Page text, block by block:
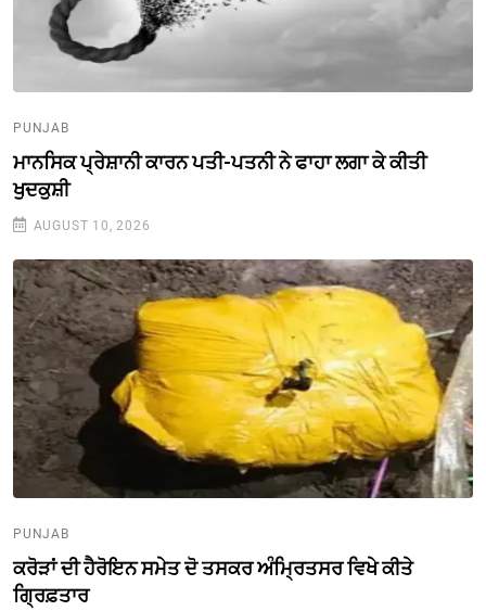
PUNJAB
ਮਾਨਸਿਕ ਪ੍ਰੇਸ਼ਾਨੀ ਕਾਰਨ ਪਤੀ-ਪਤਨੀ ਨੇ ਫਾਹਾ ਲਗਾ ਕੇ ਕੀਤੀ
ਖੁਦਕੁਸ਼ੀ
AUGUST 10, 2026
PUNJAB
ਕਰੋੜਾਂ ਦੀ ਹੈਰੋਇਨ ਸਮੇਤ ਦੋ ਤਸਕਰ ਅੰਮ੍ਰਿਤਸਰ ਵਿਖੇ ਕੀਤੇ
ਗ੍ਰਿਫ਼ਤਾਰ